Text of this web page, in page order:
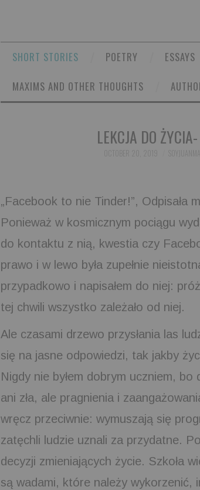
SHORT STORIES POETRY ESSAYS
MAXIMS AND OTHER THOUGHTS
LEKCJA DO
„Facebook to nie Tinder!”, Odpisała
Ponieważ w kosmicznym pociągu
do kontaktu z nią, kwestia czy
prawo i w lewo była zupełnie
przypadkowo i napisałem do niej:
tej chwili wszystko zależało od niej.
Ale czasami drzewo przysłania las
się na jasne odpowiedzi, tak jakby
Nigdy nie byłem dobrym uczniem,
ani zła, ale pragnienia i
wręcz przeciwnie: wymuszają się
zatęchli ludzie uznali za przydatne.
decyzji zmieniających życie. Szkoła
są wadami, które należy wykorzenić,